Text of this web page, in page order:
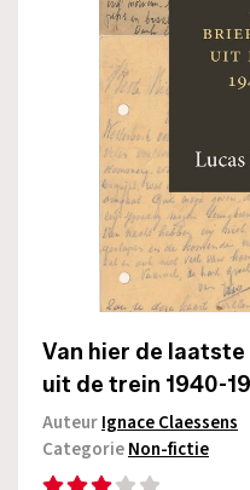
Van hier de
uit de trein 1940-
AuteurIgnace Claessens
CategorieNon-fictie